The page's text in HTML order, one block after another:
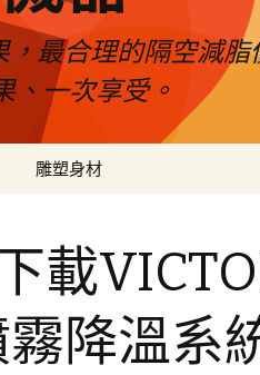
最合理的隔空減
、一次享受。
雕塑身材
載
降溫系